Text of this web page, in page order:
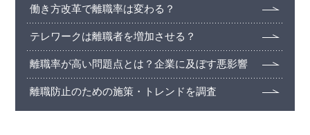
働き方改革で離職率は変わる？
テレワークは離職者を増加させる？
離職率が高い問題点とは？企業に及ぼす悪影響
離職防止のための施策・トレンドを調査